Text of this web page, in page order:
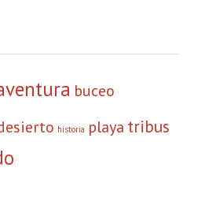
buceo
historia playa tribus